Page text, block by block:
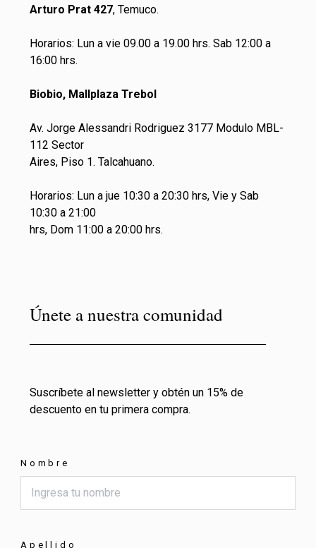
Arturo Prat 427, Temuco.
Horarios: Lun a vie 09.00 a 19.00 hrs. Sab 12:00 a
16:00 hrs.
Biobio, Mallplaza Trebol
Av. Jorge Alessandri Rodriguez 3177 Modulo MBL-
112 Sector
Aires, Piso 1. Talcahuano.
Horarios: Lun a jue 10:30 a 20:30 hrs, Vie y Sab
10:30 a 21:00
hrs, Dom 11:00 a 20:00 hrs.
Únete a nuestra comunidad
Suscríbete al newsletter y obtén un 15% de
descuento en tu primera compra.
Nombre
Apellido